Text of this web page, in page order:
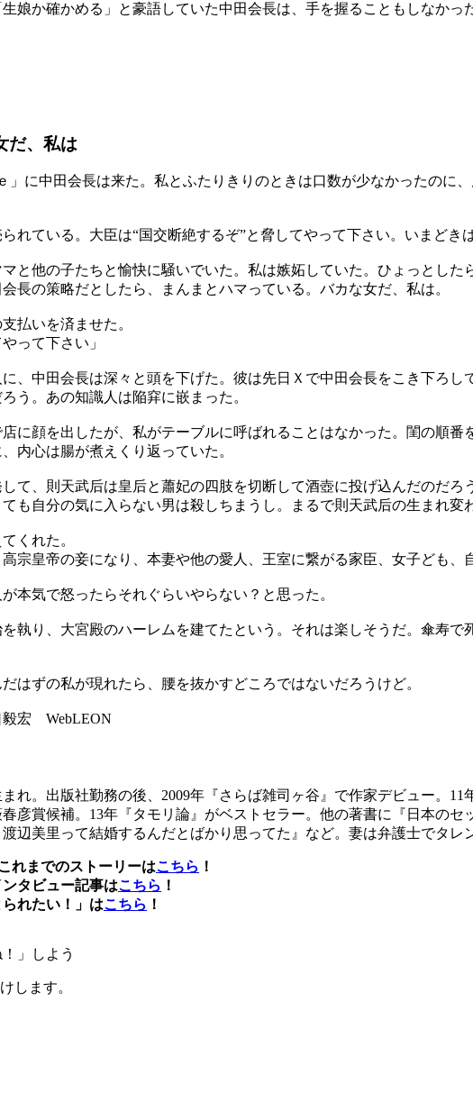
娘か確かめる」と豪語していた中田会長は、手を握ることもしなかっ
だ、私は
」に中田会長は来た。私とふたりきりのときは口数が少なかったのに
れている。大臣は“国交断絶するぞ”と脅してやって下さい。いまどき
と他の子たちと愉快に騒いでいた。私は嫉妬していた。ひょっとし
長の策略だとしたら、まんまとハマっている。バカな女だ、私は。
払いを済ませた。
って下さい」
、中田会長は深々と頭を下げた。彼は先日Ｘで中田会長をこき下ろ
う。あの知識人は陥穽に嵌まった。
に顔を出したが、私がテーブルに呼ばれることはなかった。閨の順
内心は腸が煮えくり返っていた。
て、則天武后は皇后と蕭妃の四肢を切断して酒壺に投げ込んだのだろ
も自分の気に入らない男は殺しちまうし。まるで則天武后の生まれ変
くれた。
宗皇帝の妾になり、本妻や他の愛人、王室に繋がる家臣、女子ども
本気で怒ったらそれぐらいやらない？と思った。
執り、大宮殿のハーレムを建てたという。それは楽しそうだ。傘寿
はずの私が現れたら、腰を抜かすどころではないだろうけど。
れ。出版社勤務の後、2009年『さらば雑司ヶ谷』で作家デビュー。
春彦賞候補。13年『タモリ論』がベストセラー。他の著書に『日本の
辺美里って結婚するんだとばかり思ってた』など。妻は弁護士でタレ
れまでのストーリーはこちら ！
タビュー記事はこちら ！
れたい！」はこちら ！
」しよう
します。